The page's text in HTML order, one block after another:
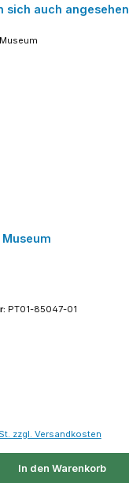
sich auch angesehen
Museum
PT01-85047-01
zzgl. Versandkosten
In den Warenkorb